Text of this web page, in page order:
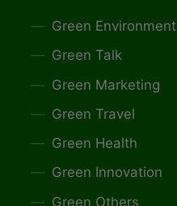
Green Environment
Green Talk
Green Marketing
Green Travel
Green Health
Green Innovation
Green Others